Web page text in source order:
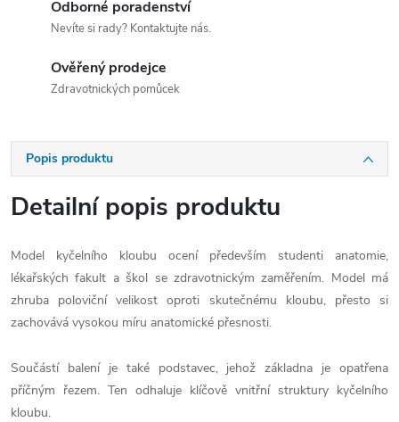
Odborné poradenství
Nevíte si rady? Kontaktujte nás.
Ověřený prodejce
Zdravotnických pomůcek
Popis produktu
Detailní popis produktu
Model kyčelního kloubu ocení především studenti anatomie,
lékařských fakult a škol se zdravotnickým zaměřením. Model má
zhruba poloviční velikost oproti skutečnému kloubu, přesto si
zachovává vysokou míru anatomické přesnosti.
Součástí balení je také podstavec, jehož základna je opatřena
příčným řezem. Ten odhaluje klíčově vnitřní struktury kyčelního
kloubu.